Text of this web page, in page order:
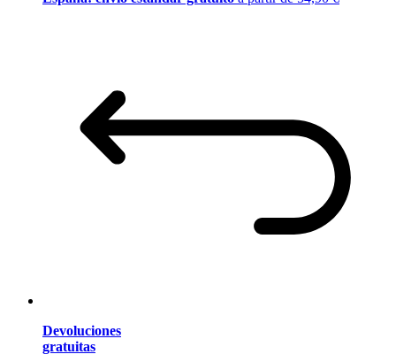
Devoluciones
gratuitas